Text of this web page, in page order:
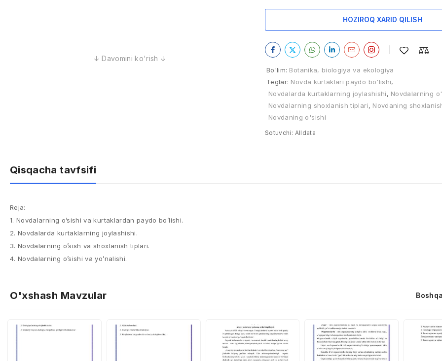
HOZIROQ XARID QILISH
Bo'lim: Botanika, biologiya va ekologiya
Teglar: Novda kurtaklari paydo bo'lishi,
Novdalarda kurtaklarning joylashishi, Novdalarning
Novdalarning shoxlanish tiplari, Novdaning
Novdaning о'sishi
Sotuvchi: Alldata
Qisqacha tavfsifi
Reja:
1. Novdalarning o’sishi va kurtaklardan paydo bo’lishi.
2. Novdalarda kurtaklarning joylashishi.
3. Novdalarning o’sish va shoxlanish tiplari.
4. Novdalarning o’sishi va yo’nalishi.
O'xshash Mavzular